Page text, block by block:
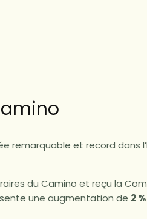
remarquable et record dans
du Camino et reçu la
une augmentation de 2 %